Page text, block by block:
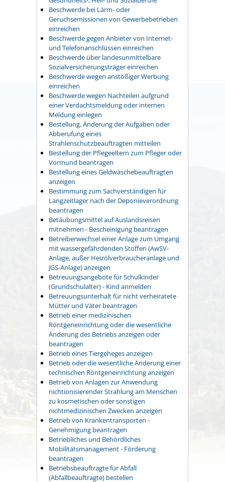
Beschwerde bei Lärm- oder
Geruchsemissionen von Gewerbebetrieben
einreichen
Beschwerde gegen Anbieter von Internet-
und Telefonanschlüssen einreichen
Beschwerde über landesunmittelbare
Sozialversicherungsträger einreichen
Beschwerde wegen anstößiger Werbung
einreichen
Beschwerde wegen Nachteilen aufgrund
einer Verdachtsmeldung oder internen
Meldung einlegen
Bestellung, Änderung der Aufgaben oder
Abberufung eines
Strahlenschutzbeauftragten mitteilen
Bestellung der Pflegeeltern zum Pfleger oder
Vormund beantragen
Bestellung eines Geldwäschebeauftragten
anzeigen
Bestimmung zum Sachverständigen für
Langzeitlager nach der Deponieverordnung
beantragen
Betäubungsmittel auf Auslandsreisen
mitnehmen - Bescheinigung beantragen
Betreiberwechsel einer Anlage zum Umgang
mit wassergefährdenden Stoffen (AwSV-
Anlage, außer Heizölverbraucheranlage und
JGS-Anlage) anzeigen
Betreuungsangebote für Schulkinder
(Grundschulalter) - Kind anmelden
Betreuungsunterhalt für nicht verheiratete
Mütter und Väter beantragen
Betrieb einer medizinischen
Röntgeneinrichtung oder die wesentliche
Änderung des Betriebs anzeigen oder
beantragen
Betrieb eines Tiergeheges anzeigen
Betrieb oder die wesentliche Änderung einer
technischen Röntgeneinrichtung anzeigen
Betrieb von Anlagen zur Anwendung
nichtionisierender Strahlung am Menschen
zu kosmetischen oder sonstigen
nichtmedizinischen Zwecken anzeigen
Betrieb von Krankentransporten -
Genehmigung beantragen
Betriebliches und Behördliches
Mobilitätsmanagement - Förderung
beantragen
Betriebsbeauftragte für Abfall
(Abfallbeauftragte) bestellen